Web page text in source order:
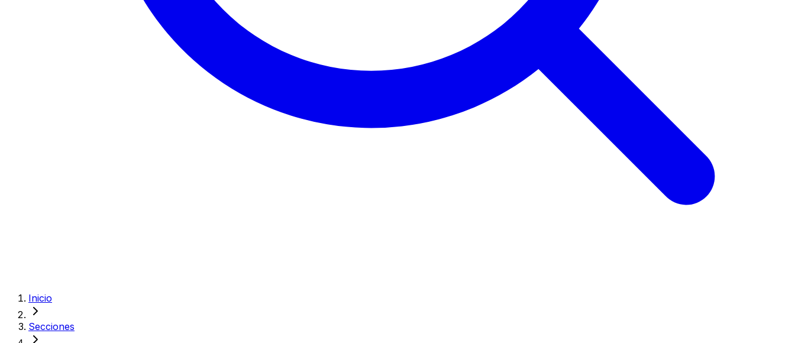
Inicio
Secciones